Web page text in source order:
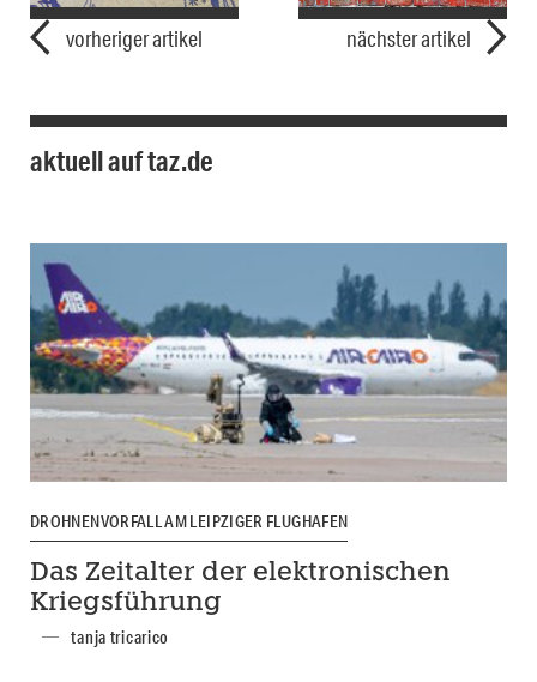
vorheriger artikel nächster artikel
aktuell auf taz.de
DROHNENVORFALL AM LEIPZIGER FLUGHAFEN
Das Zeitalter der elektronischen
Kriegsführung
tanja tricarico